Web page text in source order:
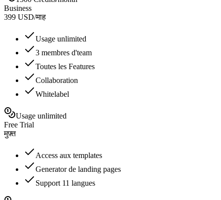
Business
399 USD/माह
Usage unlimited
3 membres d'team
Toutes les Features
Collaboration
Whitelabel
Usage unlimited
Free Trial
मुफ़्त
Access aux templates
Generator de landing pages
Support 11 langues